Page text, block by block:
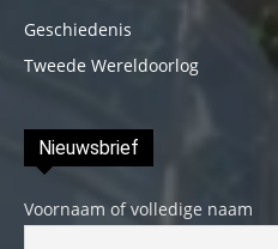
Geschiedenis
Tweede Wereldoorlog
Nieuwsbrief
Voornaam of volledige naam